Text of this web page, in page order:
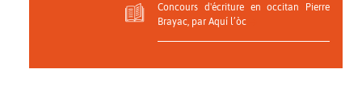
Concours d'écriture en occitan Pierre
Brayac, par Aquí l’òc